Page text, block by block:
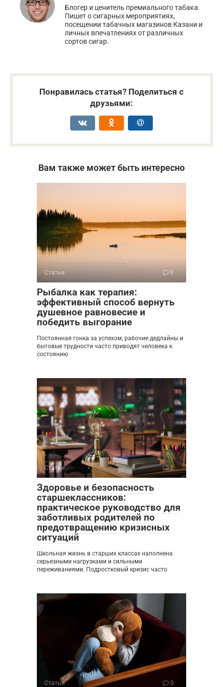
Блогер и ценитель премиального табака.
Пишет о сигарных мероприятиях,
посещении табачных магазинов Казани и
личных впечатлениях от различных
сортов сигар.
Понравилась статья? Поделиться с
друзьями:
Вам также может быть интересно
Статьи 0
Рыбалка как терапия:
эффективный способ вернуть
душевное равновесие и
победить выгорание
Постоянная гонка за успехом, рабочие дедлайны и
бытовые трудности часто приводят человека к
состоянию
Статьи 0
Здоровье и безопасность
старшеклассников:
практическое руководство для
заботливых родителей по
предотвращению кризисных
ситуаций
Школьная жизнь в старших классах наполнена
серьезными нагрузками и сильными
переживаниями. Подростковый кризис часто
Статьи 0